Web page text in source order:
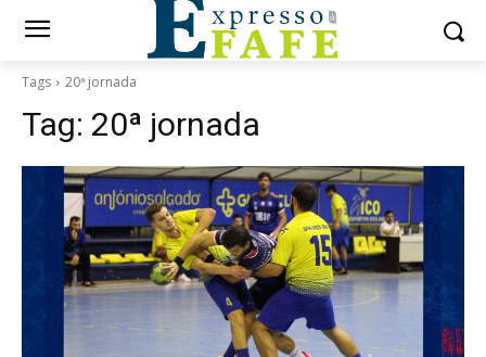
Tags 20ª jornada
Tag: 20ª jornada